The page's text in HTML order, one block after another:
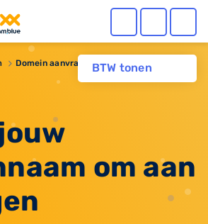
BTW tonen
Domein aanvragen
om aan